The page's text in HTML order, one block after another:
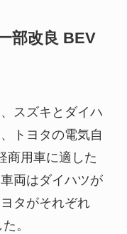
部改良 BEV
スズキとダイハ
トヨタの電気自
商用車に適した
両はダイハツが
タがそれぞれ
。